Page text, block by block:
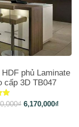
HDF phủ Laminate
cấp 3D TB047
₫ 6,170,000₫